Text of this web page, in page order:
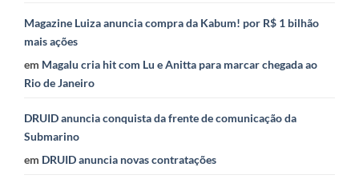
Magazine Luiza anuncia compra da Kabum! por R$ 1 bilhão
mais ações
em Magalu cria hit com Lu e Anitta para marcar chegada ao
Rio de Janeiro
DRUID anuncia conquista da frente de comunicação da
Submarino
em DRUID anuncia novas contratações